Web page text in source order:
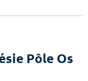
Pôle Os